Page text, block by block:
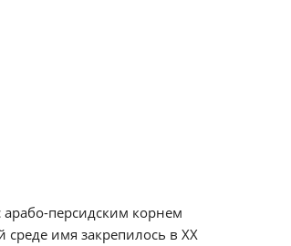
арабо-персидским корнем
имя закрепилось в XX